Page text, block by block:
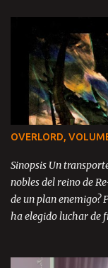
OVERLORD,
Sinopsis Un
nobles del reino de
de un plan enemigo?
ha elegido luchar de